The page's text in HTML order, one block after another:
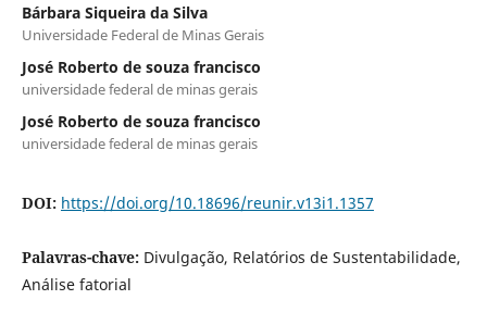
Bárbara Siqueira da Silva
Universidade Federal de Minas Gerais
José Roberto de souza francisco
universidade federal de minas gerais
José Roberto de souza francisco
universidade federal de minas gerais
DOI: https://doi.org/10.18696/reunir.v13i1.1357
Palavras-chave: Divulgação, Relatórios de Sustentabilidade,
Análise fatorial